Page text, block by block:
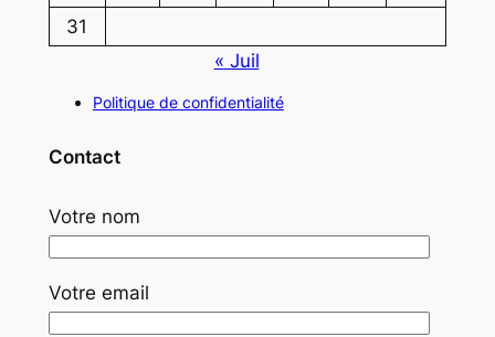
31
« Juil
Politique de confidentialité
Contact
Votre nom
Votre email